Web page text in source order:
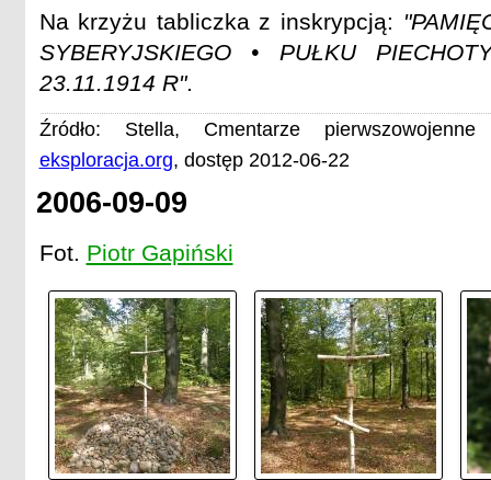
Na krzyżu tabliczka z inskrypcją:
SYBERYJSKIEGO • PUŁKU
23.11.1914 R".
Źródło: Stella, Cmentarze
eksploracja.org, dostęp 2012-06-22
2006-09-09
Fot. Piotr Gapiński